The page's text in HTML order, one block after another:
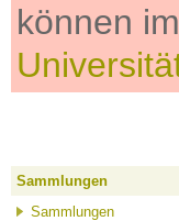
können im
Sammlungen
Sammlungen